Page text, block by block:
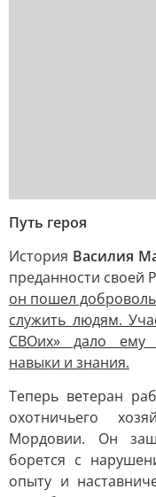
Путь героя
История Василия
преданности своей
он пошел
служить людям.
СВОих» дало ему
навыки и знания.
Теперь ветеран
охотничьего
Мордовии. Он
борется с
опыту и